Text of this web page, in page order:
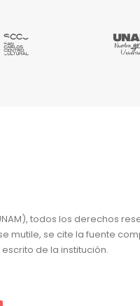
todos los derechos
mutile, se cite la fuente
de la institución.